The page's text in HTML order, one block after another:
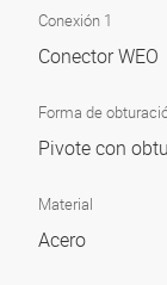
Conexión 1
Conector WEO
Forma de
Pivote con
Material
Acero